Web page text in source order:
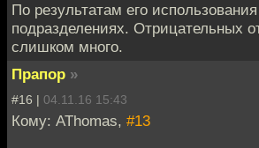
По результатам его
подразделениях. Отрицательных
слишком много.
Прапор »
#16 | 04.11.16 15:43
Кому: AThomas, #13